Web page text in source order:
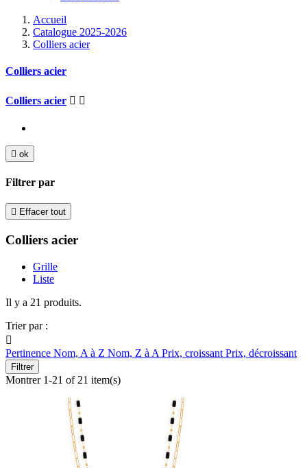
Accueil
Catalogue 2025-2026
Colliers acier
Colliers acier
Colliers acier  
 ok
Filtrer par
 Effacer tout
Colliers acier
Grille
Liste
Il y a 21 produits.
Trier par :

Pertinence Nom, A à Z Nom, Z à A Prix, croissant Prix, décroissant
Filtrer
Montrer 1-21 of 21 item(s)